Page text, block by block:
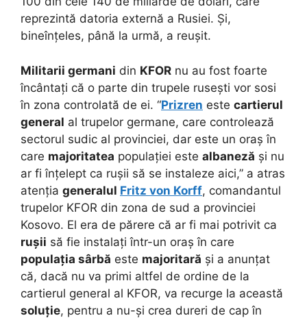
reprezintă datoria externă a Rusiei. Și,
bineînțeles, până la urmă, a reușit.
Militarii germani din KFOR nu au fost foarte
încântați că o parte din trupele rusești vor sosi
în zona controlată de ei. “Prizren este cartierul
general al trupelor germane, care controlează
sectorul sudic al provinciei, dar este un oraș în
care majoritatea populației este albaneză și nu
ar fi înțelept ca rușii să se instaleze aici,” a atras
atenția generalul Fritz von Korff, comandantul
trupelor KFOR din zona de sud a provinciei
Kosovo. El era de părere că ar fi mai potrivit ca
rușii să fie instalați într-un oraș în care
populația sârbă este majoritară și a anunțat
că, dacă nu va primi altfel de ordine de la
cartierul general al KFOR, va recurge la această
soluție, pentru a nu-și crea dureri de cap în